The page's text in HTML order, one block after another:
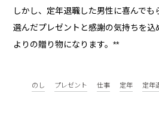
しかし、定年退職した男性に喜んでも
選んだプレゼントと感謝の気持ちを込
よりの贈り物になります。**
のし プレゼント 仕事 定年 定年